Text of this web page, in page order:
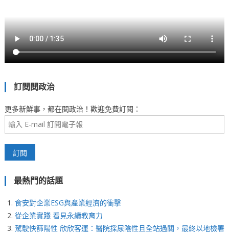
訂閱閱政治
更多新鮮事，都在閱政治！歡迎免費訂閱：
最熱門的話題
食安對企業ESG與產業經濟的衝擊
從企業實踐 看見永續教育力
駕駛快篩陽性 欣欣客運：醫院採尿陰性且全站過關，最終以地檢署